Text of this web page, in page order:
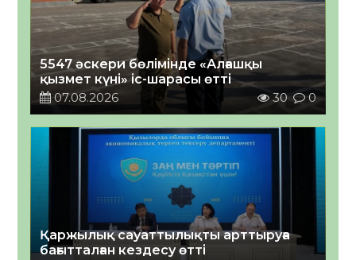
5547 әскери бөлімінде «Алғашқы
қызмет күні» іс-шарасы өтті
07.08.2026
30 0
Қаржылық сауаттылықты арттыруға
бағытталған кездесу өтті